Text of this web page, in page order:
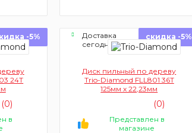
-5%
24Т
(0)
в
Доставка
сегодня
скидка -5%
Диск пильный по дереву
Trio-Diamond FLL801 36Т
125мм х 22,23мм
(0)
Представлен в
магазине